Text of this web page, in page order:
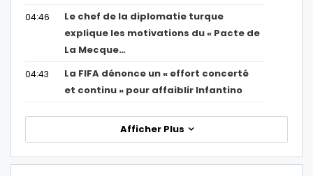
04:46
Le chef de la diplomatie turque
explique les motivations du « Pacte de
La Mecque…
04:43
La FIFA dénonce un « effort concerté
et continu » pour affaiblir Infantino
Afficher Plus